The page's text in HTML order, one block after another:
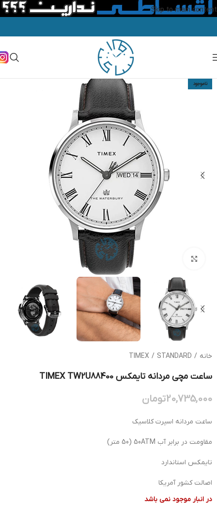
Skip to main content
ناموجود
خانه /
TIMEX / STANDARD
ساعت مچی مردانه تایمکس TIMEX TW2U88400
20,735,000تومان
ساعت مردانه اسپرت کلاسیک
مقاومت در برابر آب 50ATM (50 متر)
تایمکس استاندارد
اصالت کشور آمریکا
در انبار موجود نمی باشد